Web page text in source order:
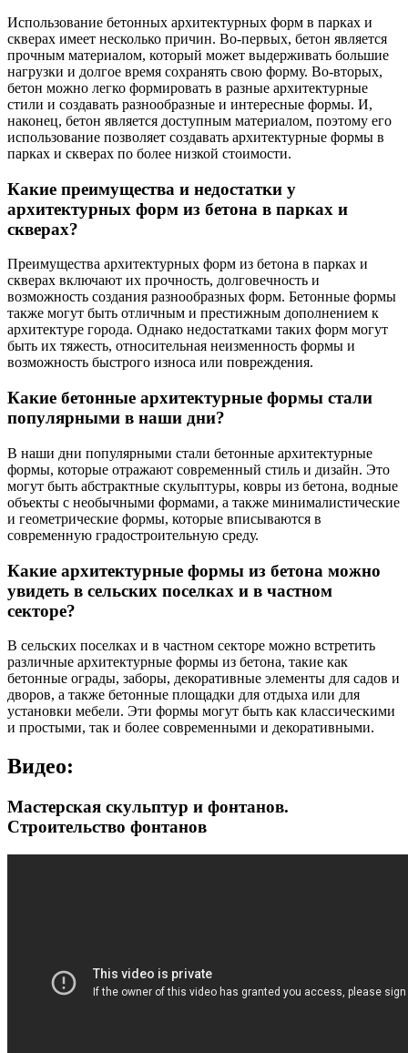
Использование бетонных архитектурных форм в парках и
скверах имеет несколько причин. Во-первых, бетон является
прочным материалом, который может выдерживать большие
нагрузки и долгое время сохранять свою форму. Во-вторых,
бетон можно легко формировать в разные архитектурные
стили и создавать разнообразные и интересные формы. И,
наконец, бетон является доступным материалом, поэтому его
использование позволяет создавать архитектурные формы в
парках и скверах по более низкой стоимости.
Какие преимущества и недостатки у
архитектурных форм из бетона в парках и
скверах?
Преимущества архитектурных форм из бетона в парках и
скверах включают их прочность, долговечность и
возможность создания разнообразных форм. Бетонные формы
также могут быть отличным и престижным дополнением к
архитектуре города. Однако недостатками таких форм могут
быть их тяжесть, относительная неизменность формы и
возможность быстрого износа или повреждения.
Какие бетонные архитектурные формы стали
популярными в наши дни?
В наши дни популярными стали бетонные архитектурные
формы, которые отражают современный стиль и дизайн. Это
могут быть абстрактные скульптуры, ковры из бетона, водные
объекты с необычными формами, а также минималистические
и геометрические формы, которые вписываются в
современную градостроительную среду.
Какие архитектурные формы из бетона можно
увидеть в сельских поселках и в частном
секторе?
В сельских поселках и в частном секторе можно встретить
различные архитектурные формы из бетона, такие как
бетонные ограды, заборы, декоративные элементы для садов и
дворов, а также бетонные площадки для отдыха или для
установки мебели. Эти формы могут быть как классическими
и простыми, так и более современными и декоративными.
Видео:
Мастерская скульптур и фонтанов.
Строительство фонтанов